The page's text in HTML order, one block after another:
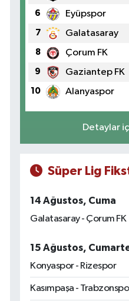
6 Eyüpspor
7 Galatasaray
8 Çorum FK
9 Gaziantep FK
10 Alanyaspor
Detaylar
Süper Lig
14 Ağustos, Cuma
Galatasaray - Çorum FK
15 Ağustos,
Konyaspor - Rizespor
Kasımpaşa -